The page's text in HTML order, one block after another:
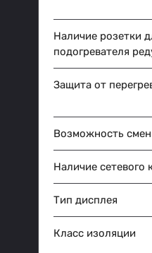
Наличие розетки
подогревателя
Защита от
Возможность
Наличие сетевого
Тип дисплея
Класс изоляции